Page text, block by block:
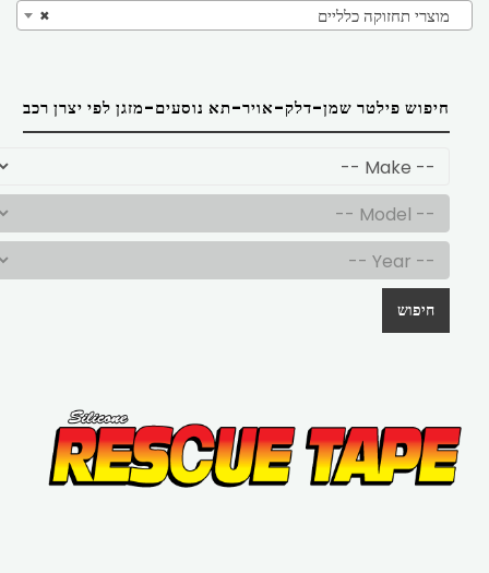
× מוצרי תחזוקה כלליים
חיפוש פילטר שמן-דלק-אויר-תא נוסעים-מזגן לפי יצרן רכב
חיפוש